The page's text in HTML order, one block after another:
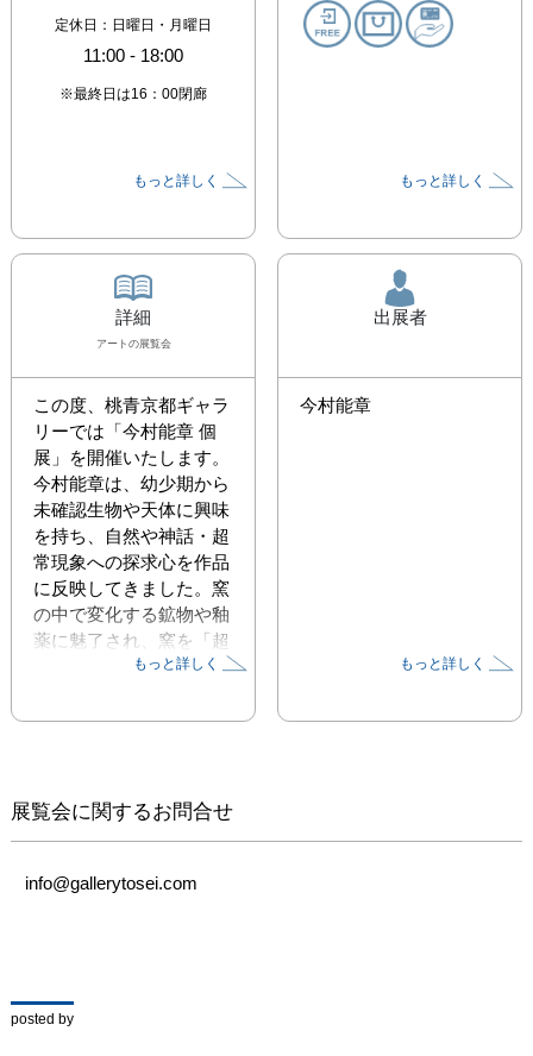
定休日：日曜日・月曜日
11:00 - 18:00
※最終日は16：00閉廊
もっと詳しく もっと詳しく
詳細
アート の展覧会
この度、桃青京都ギャラ
リーでは「今村能章 個
展」を開催いたします。
今村能章は、幼少期から
未確認生物や天体に興味
を持ち、自然や神話・超
常現象への探求心を作品
に反映してきました。窯
の中で変化する鉱物や釉
薬に魅了され、窯を「超
常現象発生装置」と捉
封じてきたさまざまな事
ます。また、器をコミュ
ニケーションツールと捉
づくりからストーリーや
の双方を通じて、今村が
見出す“現代の神話”の世
もっと詳しく
出展者
今村能章
もっと詳しく
展覧会に関するお問合せ
info@gallerytosei.com
posted by